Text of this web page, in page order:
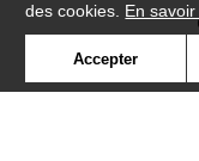
des cookies. En
Accepter